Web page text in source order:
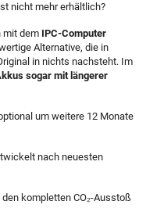
nicht mehr erhältlich?
mit dem IPC-Computer
Alternative, die in
in nichts nachsteht. Im
sogar mit längerer
um weitere 12 Monate
nach neuesten
kompletten CO₂-Ausstoß